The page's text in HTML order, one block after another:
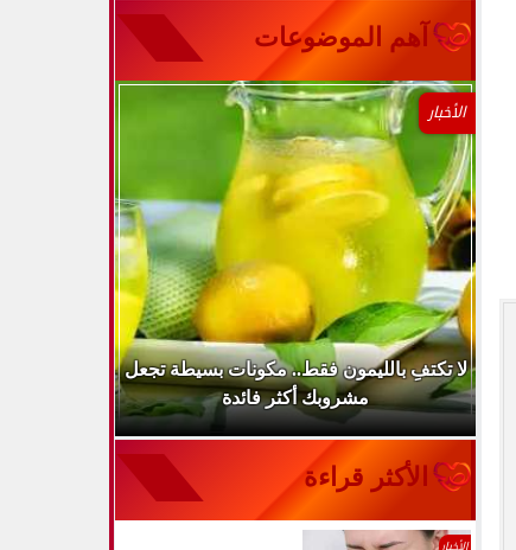
آهم الموضوعات
الأخبار
لا تكتفِ بالليمون فقط.. مكونات بسيطة تجعل
مشروبك أكثر فائدة
الأكثر قراءة